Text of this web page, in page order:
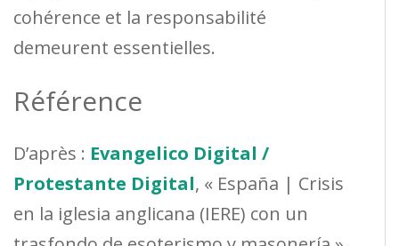
cohérence et la responsabilité
demeurent essentielles.
Référence
D’après : Evangelico Digital /
Protestante Digital, « España | Crisis
en la iglesia anglicana (IERE) con un